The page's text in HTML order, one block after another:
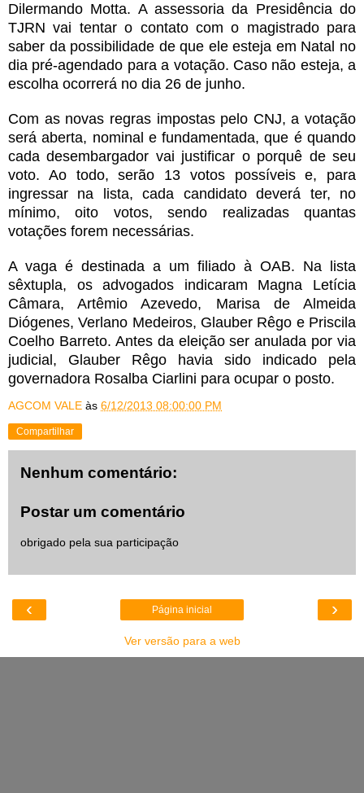
Dilermando Motta. A assessoria da Presidência do
TJRN vai tentar o contato com o magistrado para
saber da possibilidade de que ele esteja em Natal no
dia pré-agendado para a votação. Caso não esteja, a
escolha ocorrerá no dia 26 de junho.
Com as novas regras impostas pelo CNJ, a votação
será aberta, nominal e fundamentada, que é quando
cada desembargador vai justificar o porquê de seu
voto. Ao todo, serão 13 votos possíveis e, para
ingressar na lista, cada candidato deverá ter, no
mínimo, oito votos, sendo realizadas quantas
votações forem necessárias.
A vaga é destinada a um filiado à OAB. Na lista
sêxtupla, os advogados indicaram Magna Letícia
Câmara, Artêmio Azevedo, Marisa de Almeida
Diógenes, Verlano Medeiros, Glauber Rêgo e Priscila
Coelho Barreto. Antes da eleição ser anulada por via
judicial, Glauber Rêgo havia sido indicado pela
governadora Rosalba Ciarlini para ocupar o posto.
AGCOM VALE às 6/12/2013 08:00:00 PM
Compartilhar
Nenhum comentário:
Postar um comentário
obrigado pela sua participação
‹ ›
Página inicial
Ver versão para a web